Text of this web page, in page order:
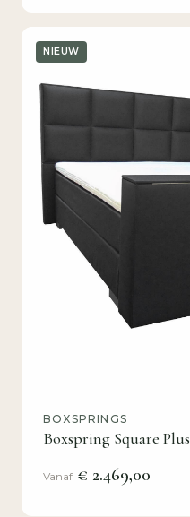
NIEUW
BOXSPRINGS
Boxspring Square Plus
Vanaf € 2.469,00